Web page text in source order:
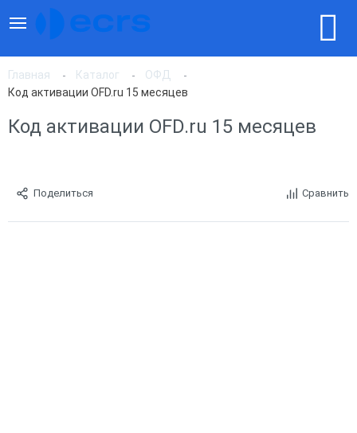
Главная Каталог
ОФД
Код активации OFD.ru 15 месяцев
Код активации OFD.ru 15 месяцев
Поделиться Сравнить